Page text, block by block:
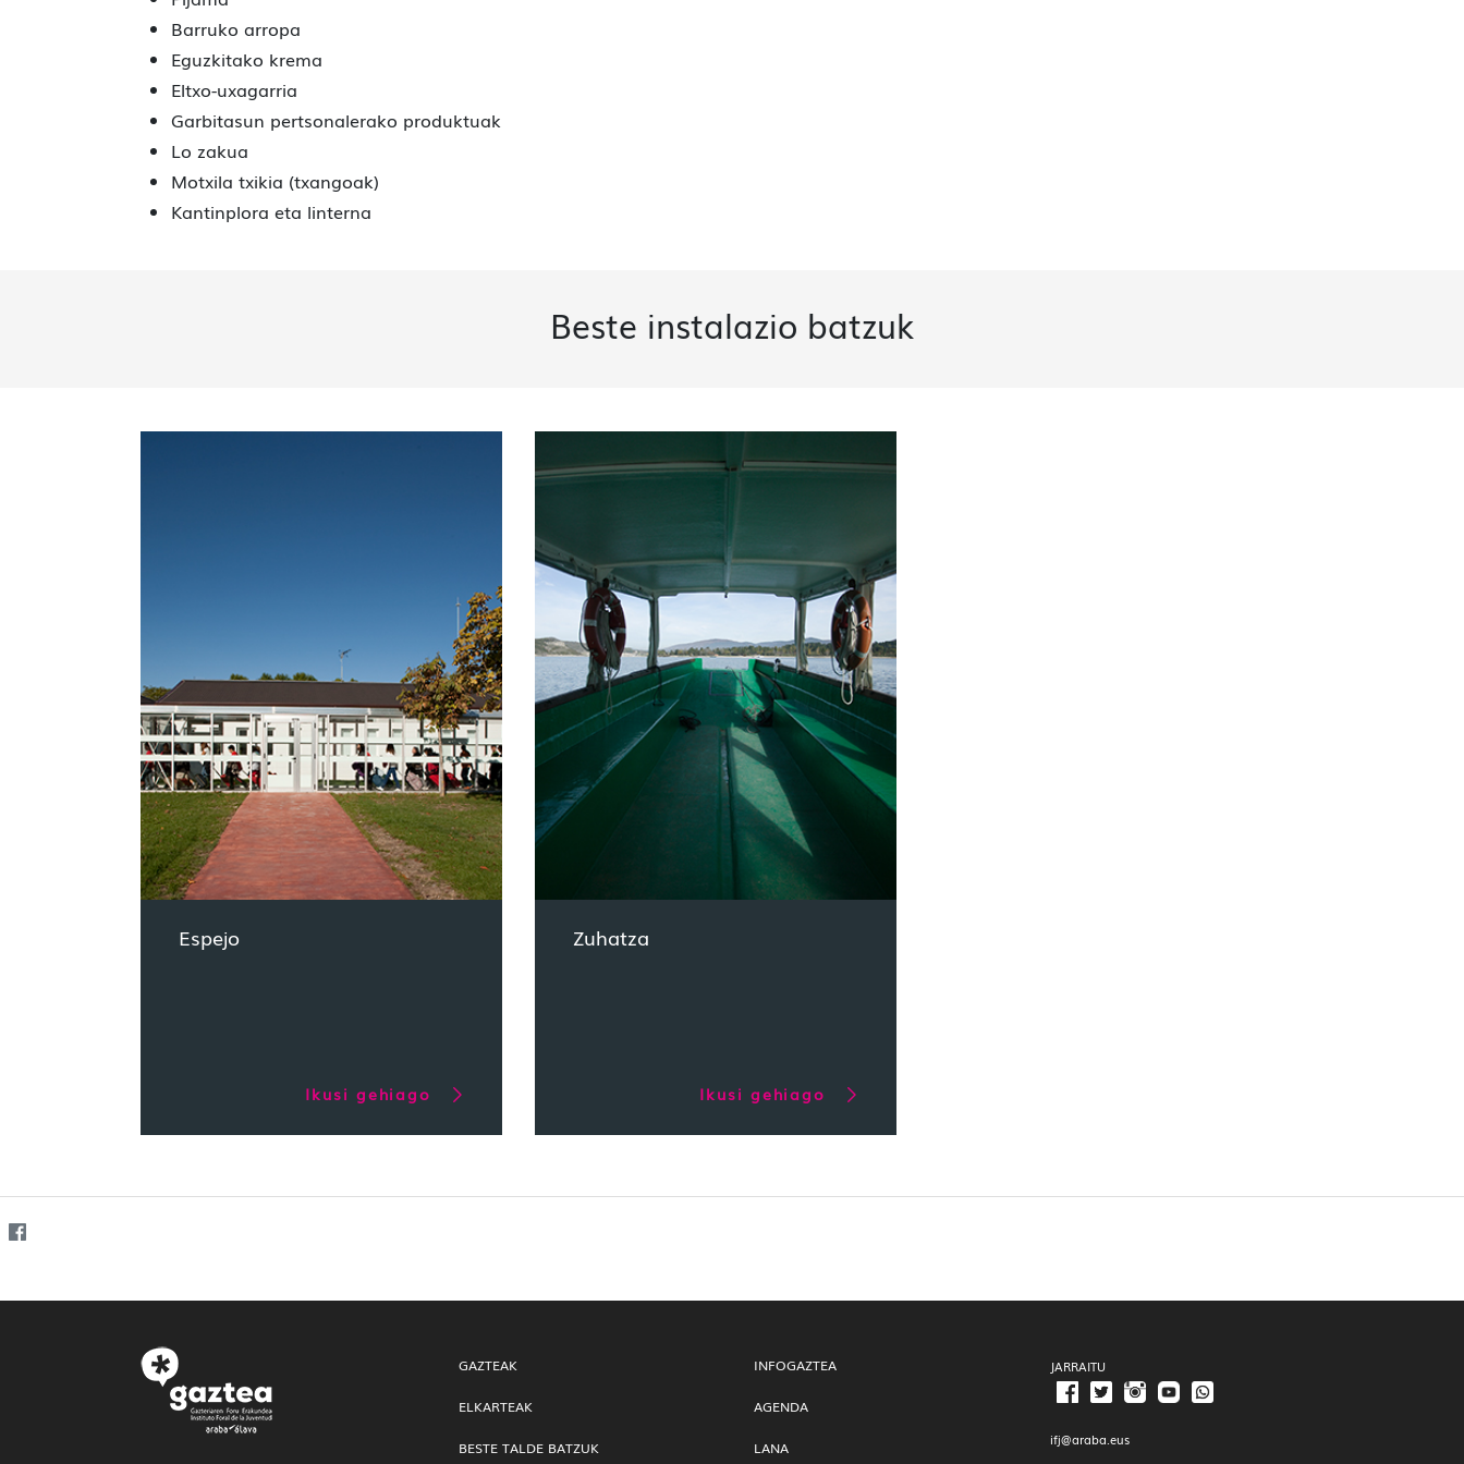
Barruko arropa
Eguzkitako krema
Eltxo-uxagarria
Garbitasun pertsonalerako produktuak
Lo zakua
Motxila txikia (txangoak)
Kantinplora eta linterna
Beste instalazio batzuk
Espejo
Ikusi gehiago
Zuhatza
Ikusi gehiago
GAZTEAK
ELKARTEAK
BESTE TALDE BATZUK
INFOGAZTEA
AGENDA
LANA
JARRAITU
ifj@araba.eus